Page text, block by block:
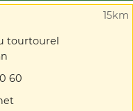
15km
tourtourel
60